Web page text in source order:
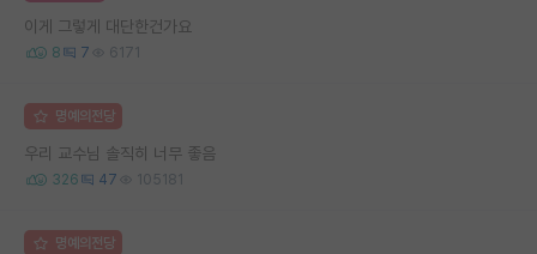
이게 그렇게 대단한건가요
8 7 6171
명예의전당
우리 교수님 솔직히 너무 좋음
326 47 105181
명예의전당